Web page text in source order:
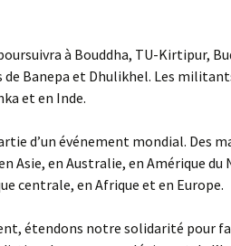
à Bouddha, TU-Kirtipur,
Banepa et Dhulikhel. Les
et en Inde.
d’un événement mondial. Des
Asie, en Australie, en Amérique du
centrale, en Afrique et en Europe.
étendons notre solidarité pour